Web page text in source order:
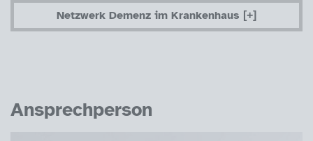
Netzwerk Demenz im Krankenhaus
Ansprechperson